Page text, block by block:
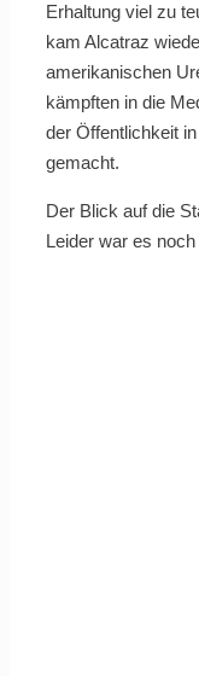
Erhaltung viel zu
kam Alcatraz
amerikanischen
kämpften in die
der Öffentlichkeit
gemacht.
Der Blick auf die
Leider war es